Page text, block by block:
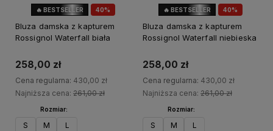
40%
🔥 BESTSELLER
Bluza damska z kapturem
Rossignol Waterfall biała
258,00 zł
Cena regularna: 430,00 zł
Najniższa cena: 261,00 zł
Rozmiar:
S M L
40%
🔥 BESTSELLER
Bluza damska z kapturem
Rossignol Waterfall niebieska
258,00 zł
Cena regularna: 430,00 zł
Najniższa cena: 261,00 zł
Rozmiar:
S M L